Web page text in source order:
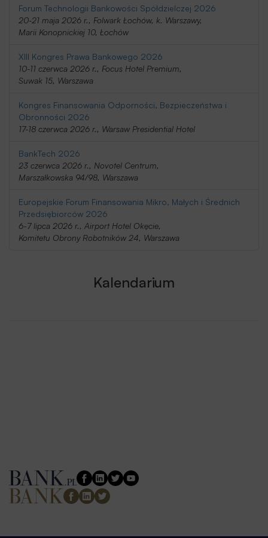
Forum Technologii Bankowości Spółdzielczej 2026
20-21 maja 2026 r., Folwark Łochów, k. Warszawy,
Marii Konopnickiej 10, Łochów
XIII Kongres Prawa Bankowego 2026
10-11 czerwca 2026 r., Focus Hotel Premium,
Suwak 15, Warszawa
Kongres Finansowania Odporności, Bezpieczeństwa i
Obronności 2026
17-18 czerwca 2026 r., Warsaw Presidential Hotel
BankTech 2026
23 czerwca 2026 r., Novotel Centrum,
Marszałkowska 94/98, Warszawa
Europejskie Forum Finansowania Mikro, Małych i Średnich
Przedsiębiorców 2026
6-7 lipca 2026 r., Airport Hotel Okęcie,
Komitetu Obrony Robotników 24, Warszawa
Kalendarium